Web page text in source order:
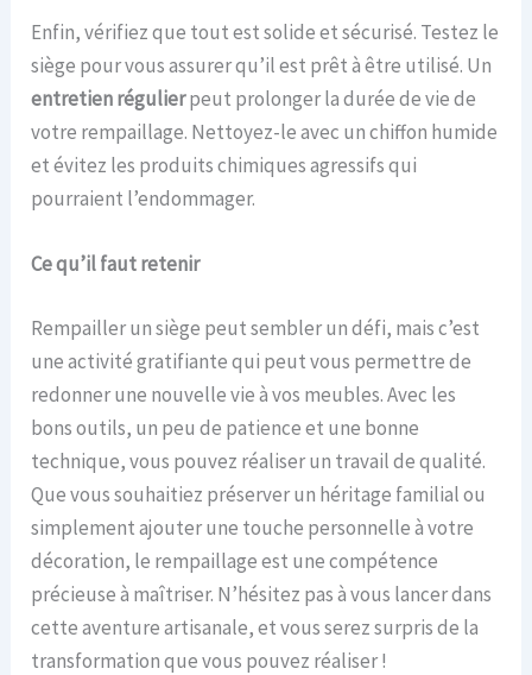
Enfin, vérifiez que tout est solide et sécurisé. Testez le
siège pour vous assurer qu’il est prêt à être utilisé. Un
entretien régulierpeut prolonger la durée de vie de
votre rempaillage. Nettoyez-le avec un chiffon humide
et évitez les produits chimiques agressifs qui
pourraient l’endommager.
Ce qu’il faut retenir
Rempailler un siège peut sembler un défi, mais c’est
une activité gratifiante qui peut vous permettre de
redonner une nouvelle vie à vos meubles. Avec les
bons outils, un peu de patience et une bonne
technique, vous pouvez réaliser un travail de qualité.
Que vous souhaitiez préserver un héritage familial ou
simplement ajouter une touche personnelle à votre
décoration, le rempaillage est une compétence
précieuse à maîtriser. N’hésitez pas à vous lancer dans
cette aventure artisanale, et vous serez surpris de la
transformation que vous pouvez réaliser !